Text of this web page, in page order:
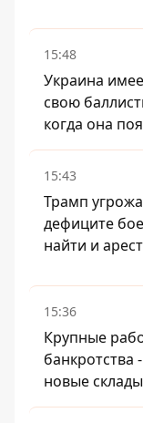
15:48
Украина
свою
когда она
15:43
Трамп
дефиците
найти и
15:36
Крупные
новые склады